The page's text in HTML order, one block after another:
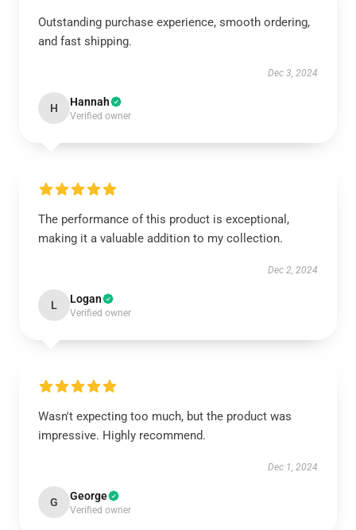
Outstanding purchase experience, smooth ordering,
and fast shipping.
Dec 3, 2024
H Hannah
Verified owner
The performance of this product is exceptional,
making it a valuable addition to my collection.
Dec 2, 2024
L Logan
Verified owner
Wasn't expecting too much, but the product was
impressive. Highly recommend.
Dec 1, 2024
G George
Verified owner